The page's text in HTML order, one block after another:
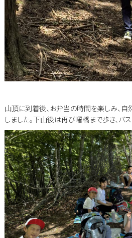
山頂に到着後、お弁当の時間を楽しみ、
しました。下山後は再び曙橋まで歩き、バ